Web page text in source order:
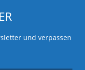
und verpassen